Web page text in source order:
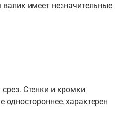
имеет незначительные
Стенки и кромки
характерен